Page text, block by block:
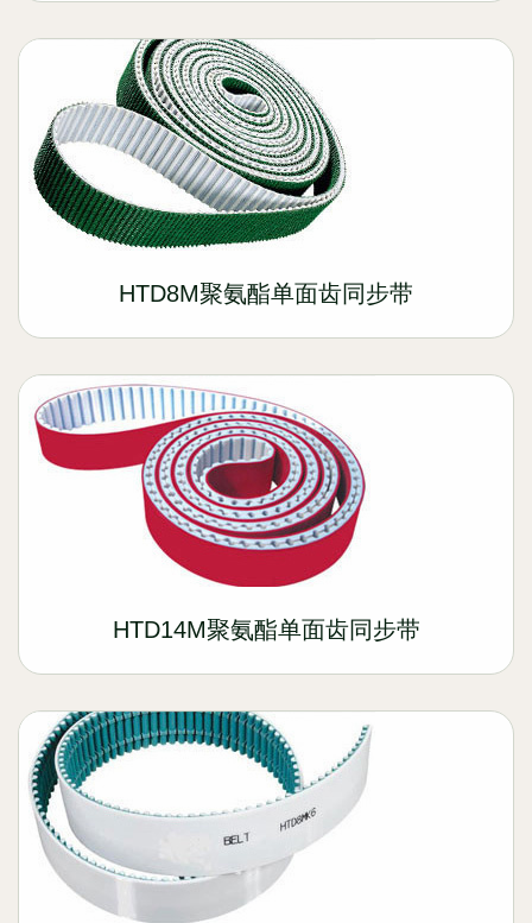
HTD8M聚氨酯单面齿同步带
HTD14M聚氨酯单面齿同步带